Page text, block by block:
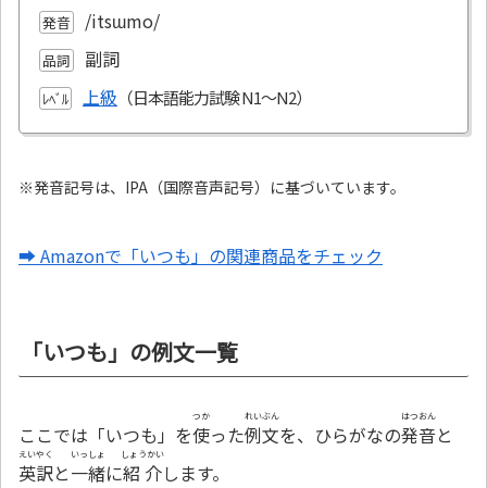
発音 /itsɯmo/
品詞 副詞
ﾚﾍﾞﾙ 上級
※発音記号は、IPA（国際音声記号）に基づいています。
➡ Amazonで「いつも」の関連商品をチェック
「いつも」の例文一覧
ここでは「いつも」を使
つか
った例文
れいぶん
を、ひらがなの発音
はつおん
と
英訳
えいやく
と一緒
いっしょ
に紹介
しょうかい
します。